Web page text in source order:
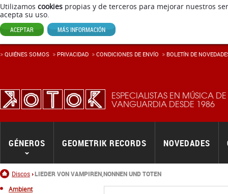
Utilizamos cookies propias y de terceros para mejorar nuestros
acepta su uso.
ACEPTAR MÁS INFORMACIÓN
ESPECIALISTAS EN MÚSICA DE
VANGUARDIA DESDE 1986
Inicio
Discos LIEDER VON VAMPIREN,NONNEN UND TOTEN
GÉNEROS GEOMETRIK RECORDS NOVEDADES
QUIÉNES SOMOS PRIVACIDAD CONDICIONES DE ENVÍ­O BOLETÍN DE
Ambient